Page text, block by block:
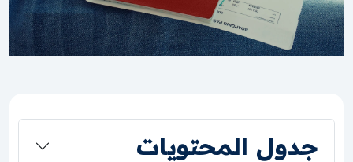
جدول المحتويات